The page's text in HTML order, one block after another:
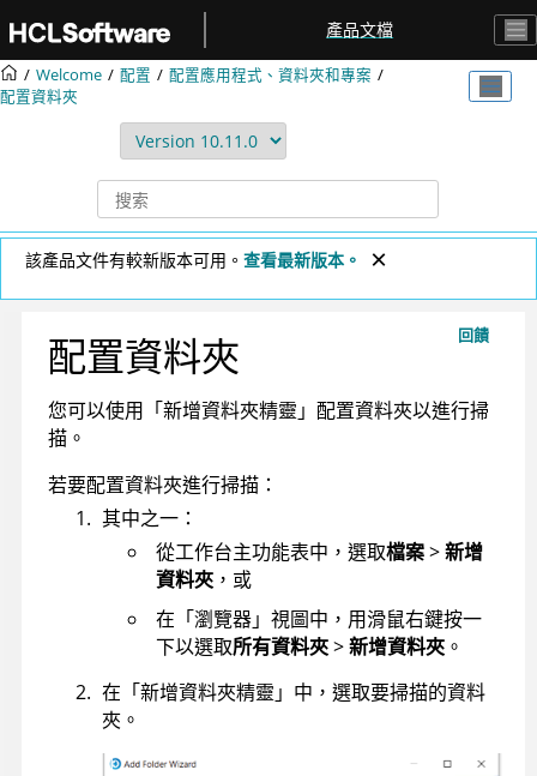
產品文檔
Welcome 配置
配置應用程式、資料夾和專案
配置資料夾
該產品文件有較新版本可用。 查看最新版本。
回饋
配置資料夾
您可以使用「新增資料夾精靈」配置資料夾以進行掃
描。
若要配置資料夾進行掃描：
其中之一：
從工作台主功能表中，選取檔案>新增
資料夾 ，或
在「瀏覽器」視圖中，用滑鼠右鍵按一
下以選取所有資料夾>新增資料夾 。
在「新增資料夾精靈」中，選取要掃描的資料
夾。